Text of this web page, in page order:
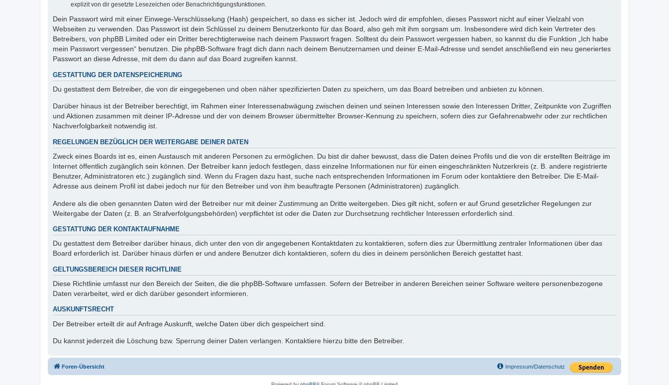
explizit von dir gesetzte Lesezeichen oder Benachrichtigungsfunktionen.
Dein Passwort wird mit einer Einwege-Verschlüsselung (Hash) gespeichert, so dass es sicher ist. Jedoch wird dir empfohlen, dieses Passwort nicht auf einer Vielzahl von
Webseiten zu verwenden. Das Passwort ist dein Schlüssel zu deinem Benutzerkonto für das Board, also geh mit ihm sorgsam um. Insbesondere wird dich kein Vertreter des
Betreibers, von phpBB Limited oder ein Dritter berechtigterweise nach deinem Passwort fragen. Solltest du dein Passwort vergessen haben, so kannst du die Funktion „Ich habe
mein Passwort vergessen“ benutzen. Die phpBB-Software fragt dich dann nach deinem Benutzernamen und deiner E-Mail-Adresse und sendet anschließend ein neu generiertes
Passwort an diese Adresse, mit dem du dann auf das Board zugreifen kannst.
GESTATTUNG DER DATENSPEICHERUNG
Du gestattest dem Betreiber, die von dir eingegebenen und oben näher spezifizierten Daten zu speichern, um das Board betreiben und anbieten zu können.
Darüber hinaus ist der Betreiber berechtigt, im Rahmen einer Interessenabwägung zwischen deinen und seinen Interessen sowie den Interessen Dritter, Zeitpunkte von Zugriffen
und Aktionen zusammen mit deiner IP-Adresse und der von deinem Browser übermittelter Browser-Kennung zu speichern, sofern dies zur Gefahrenabwehr oder zur rechtlichen
Nachverfolgbarkeit notwendig ist.
REGELUNGEN BEZÜGLICH DER WEITERGABE DEINER DATEN
Zweck eines Boards ist es, einen Austausch mit anderen Personen zu ermöglichen. Du bist dir daher bewusst, dass die Daten deines Profils und die von dir erstellten Beiträge im
Internet öffentlich zugänglich sein können. Der Betreiber kann jedoch festlegen, dass einzelne Informationen nur für einen eingeschränkten Nutzerkreis (z. B. andere registrierte
Benutzer, Administratoren etc.) zugänglich sind. Wenn du Fragen dazu hast, suche nach entsprechenden Informationen im Forum oder kontaktiere den Betreiber. Die E-Mail-
Adresse aus deinem Profil ist dabei jedoch nur für den Betreiber und von ihm beauftragte Personen (Administratoren) zugänglich.
Andere als die oben genannten Daten wird der Betreiber nur mit deiner Zustimmung an Dritte weitergeben. Dies gilt nicht, sofern er auf Grund gesetzlicher Regelungen zur
Weitergabe der Daten (z. B. an Strafverfolgungsbehörden) verpflichtet ist oder die Daten zur Durchsetzung rechtlicher Interessen erforderlich sind.
GESTATTUNG DER KONTAKTAUFNAHME
Du gestattest dem Betreiber darüber hinaus, dich unter den von dir angegebenen Kontaktdaten zu kontaktieren, sofern dies zur Übermittlung zentraler Informationen über das
Board erforderlich ist. Darüber hinaus dürfen er und andere Benutzer dich kontaktieren, sofern du dies in deinem persönlichen Bereich gestattet hast.
GELTUNGSBEREICH DIESER RICHTLINIE
Diese Richtlinie umfasst nur den Bereich der Seiten, die die phpBB-Software umfassen. Sofern der Betreiber in anderen Bereichen seiner Software weitere personenbezogene
Daten verarbeitet, wird er dich darüber gesondert informieren.
AUSKUNFTSRECHT
Der Betreiber erteilt dir auf Anfrage Auskunft, welche Daten über dich gespeichert sind.
Du kannst jederzeit die Löschung bzw. Sperrung deiner Daten verlangen. Kontaktiere hierzu bitte den Betreiber.
Foren-Übersicht Impressum/Datenschutz